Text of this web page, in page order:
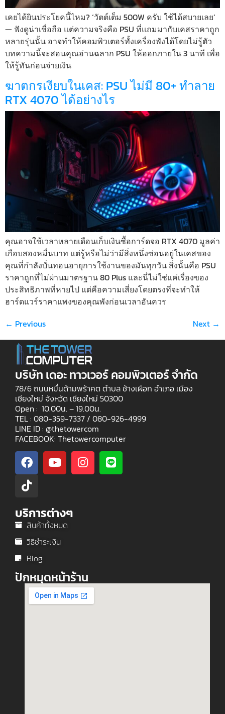
เคยได้ยินประโยคนี้ไหม? ‘วัตต์เต็ม 500W ครับ ใช้ได้สบายเลย’
— ฟังดูน่าเชื่อถือ แต่ความจริงคือ PSU ที่แถมมากับเคสราคาถูก
หลายรุ่นนั้น อาจทำให้คอมพิวเตอร์ทั้งเครื่องพังได้โดยไม่รู้ตัว
บทความนี้จะสอนคุณอ่านฉลาก PSU ให้ออกภายใน 3 นาที เพื่อ
ให้รู้ทันก่อนจ่ายเงิน
ฆาตกรเงียบในเคส: PSU ไม่มี 80+ ทำลาย
RTX 4070 ได้อย่างไร
คุณอาจใช้เวลาหลายเดือนเก็บเงินซื้อการ์ดจอ RTX 4070 มูลค่า
เกือบสองหมื่นบาท แต่รู้หรือไม่ว่ามีสิ่งหนึ่งซ่อนอยู่ในเคสของ
คุณที่กำลังบั่นทอนอายุการใช้งานของมันทุกวัน สิ่งนั้นคือ PSU
ราคาถูกที่ไม่ผ่านมาตรฐาน 80 Plus และนี่ไม่ใช่แค่เรื่องของ
ประสิทธิภาพที่หายไป แต่คือความเสี่ยงโดยตรงที่จะทำให้
ฮาร์ดแวร์ราคาแพงของคุณพังก่อนเวลาอันควร
← Previous Next →
บริษัท เดอะ ทาวเวอร์ คอมพิวเตอร์ จำกัด
78/6 ถนนหมื่นด้ามพร้าคต ตำบล ช้างเผือก อำเภอ เมือง
เชียงใหม่ จังหวัด เชียงใหม่ 50300
Open : 10.00น. – 19.00น.
TEL : 080-359-7337 / 080-926-4999
LINE ID : @thetowercom
FACEBOOK: Thetowercomputer
บริการต่างๆ
สินค้าทั้งหมด
วิธีชำระเงิน
Blog
ปักหมุดหน้าร้าน